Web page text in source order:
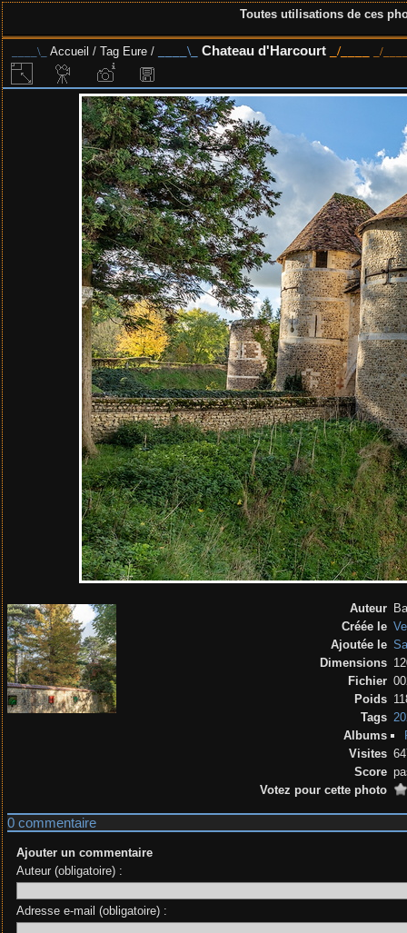
Toutes utilisations de ces
Accueil / Tag Eure / Chateau d'Harcourt
Auteur
Créée le
Ajoutée le
Dimensions
Fichier
Poids
Tags
Albums
Visites
Score
Votez pour cette photo
0 commentaire
Ajouter un commentaire
Auteur (obligatoire) :
Adresse e-mail (obligatoire) :